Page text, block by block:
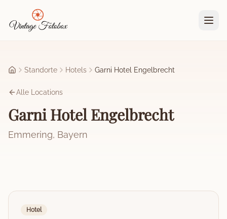
Startseite
Standorte Hotels Garni Hotel Engelbrecht
Alle Locations
Garni Hotel Engelbrecht
Emmering, Bayern
Hotel